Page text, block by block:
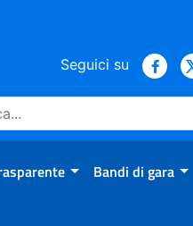
Seguici su
Bandi di gara